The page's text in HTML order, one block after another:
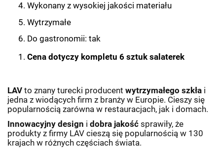
Wykonany z wysokiej jakości materiału
Wytrzymałe
Do gastronomii: tak
Cena dotyczy kompletu 6 sztuk salaterek
LAV to znany turecki producent wytrzymałego szkła i
jedna z wiodących firm z branży w Europie. Cieszy się
popularnością zarówna w restauracjach, jak i domach.
Innowacyjny design i dobra jakość sprawiły, że
produkty z firmy LAV cieszą się popularnością w 130
krajach w różnych częściach świata.